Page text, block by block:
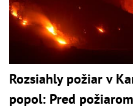
Rozsiahly požiar v
popol: Pred